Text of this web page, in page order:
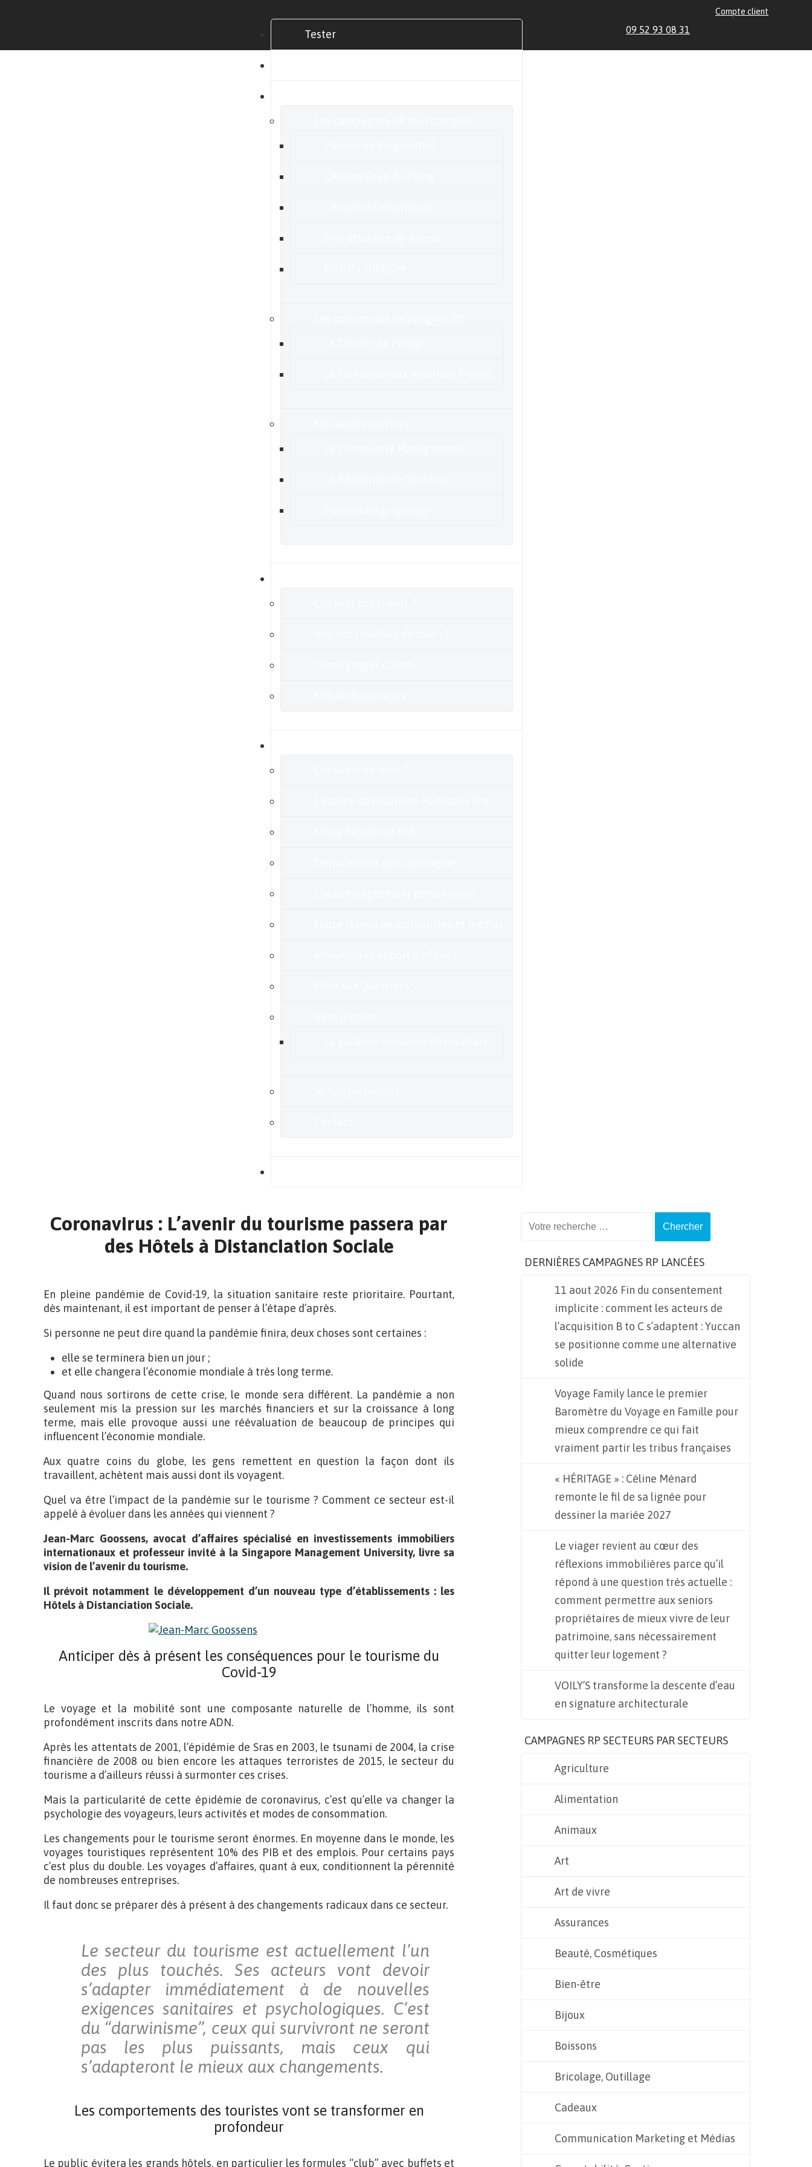
Tester
Compte client
09 52 93 08 31
Coronavirus : L’avenir du tourisme passera par
des Hôtels à Distanciation Sociale
En pleine pandémie de Covid-19, la situation sanitaire reste prioritaire. Pourtant,
dès maintenant, il est important de penser à l’étape d’après.
Si personne ne peut dire quand la pandémie finira, deux choses sont certaines :
elle se terminera bien un jour ;
et elle changera l’économie mondiale à très long terme.
Quand nous sortirons de cette crise, le monde sera différent. La pandémie a non
seulement mis la pression sur les marchés financiers et sur la croissance à long
terme, mais elle provoque aussi une réévaluation de beaucoup de principes qui
influencent l’économie mondiale.
Aux quatre coins du globe, les gens remettent en question la façon dont ils
travaillent, achètent mais aussi dont ils voyagent.
Quel va être l’impact de la pandémie sur le tourisme ? Comment ce secteur est-il
appelé à évoluer dans les années qui viennent ?
Jean-Marc Goossens, avocat d’affaires spécialisé en investissements immobiliers
internationaux et professeur invité à la Singapore Management University, livre sa
vision de l’avenir du tourisme.
Il prévoit notamment le développement d’un nouveau type d’établissements : les
Hôtels à Distanciation Sociale.
Anticiper dès à présent les conséquences pour le tourisme du
Covid-19
Le voyage et la mobilité sont une composante naturelle de l’homme, ils sont
profondément inscrits dans notre ADN.
Après les attentats de 2001, l’épidémie de Sras en 2003, le tsunami de 2004, la crise
financière de 2008 ou bien encore les attaques terroristes de 2015, le secteur du
tourisme a d’ailleurs réussi à surmonter ces crises.
Mais la particularité de cette épidémie de coronavirus, c’est qu’elle va changer la
psychologie des voyageurs, leurs activités et modes de consommation.
Les changements pour le tourisme seront énormes. En moyenne dans le monde, les
voyages touristiques représentent 10% des PIB et des emplois. Pour certains pays
c’est plus du double. Les voyages d’affaires, quant à eux, conditionnent la pérennité
de nombreuses entreprises.
Il faut donc se préparer dès à présent à des changements radicaux dans ce secteur.
Le secteur du tourisme est actuellement l’un
des plus touchés. Ses acteurs vont devoir
s’adapter immédiatement à de nouvelles
exigences sanitaires et psychologiques. C’est
du “darwinisme”, ceux qui survivront ne seront
pas les plus puissants, mais ceux qui
s’adapteront le mieux aux changements.
Les comportements des touristes vont se transformer en
profondeur
Le public évitera les grands hôtels, en particulier les formules “club” avec buffets et
DERNIÈRES CAMPAGNES RP LANCÉES
11 aout 2026 Fin du consentement
implicite : comment les acteurs de
l’acquisition B to C s’adaptent : Yuccan
se positionne comme une alternative
solide
Voyage Family lance le premier
Baromètre du Voyage en Famille pour
mieux comprendre ce qui fait
vraiment partir les tribus françaises
« HÉRITAGE » : Céline Ménard
remonte le fil de sa lignée pour
dessiner la mariée 2027
Le viager revient au cœur des
réflexions immobilières parce qu’il
répond à une question très actuelle :
comment permettre aux seniors
propriétaires de mieux vivre de leur
patrimoine, sans nécessairement
quitter leur logement ?
VOILY’S transforme la descente d’eau
en signature architecturale
CAMPAGNES RP SECTEURS PAR SECTEURS
Agriculture
Alimentation
Animaux
Art
Art de vivre
Assurances
Beauté, Cosmétiques
Bien-être
Bijoux
Boissons
Bricolage, Outillage
Cadeaux
Communication Marketing et Médias